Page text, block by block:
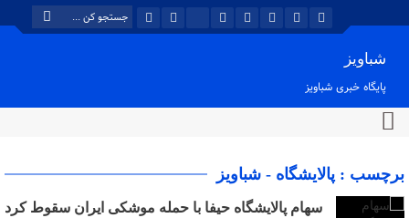
شباویز
پایگاه خبری شباویز
برچسب : پالایشگاه - شباویز
سهام پالایشگاه حیفا با حمله موشکی ایران سقوط کرد